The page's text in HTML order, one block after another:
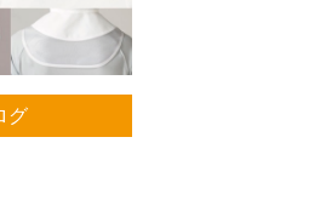
グ